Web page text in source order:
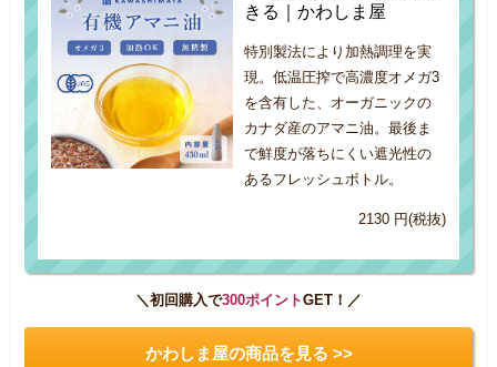
きる｜かわしま屋
特別製法により加熱調理を実
現。低温圧搾で高濃度オメガ3
を含有した、オーガニックの
カナダ産のアマニ油。最後ま
で鮮度が落ちにくい遮光性の
あるフレッシュボトル。
2130 円(税抜)
＼初回購入で300ポイントGET！／
かわしま屋の商品を見る >>